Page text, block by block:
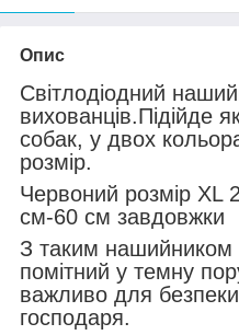
Опис
Світлодіодний
вихованців.Підійде
собак, у двох
розмір.
Червоний розмір
см-60 см завдовжки
З таким
помітний у темну
важливо для
господаря.